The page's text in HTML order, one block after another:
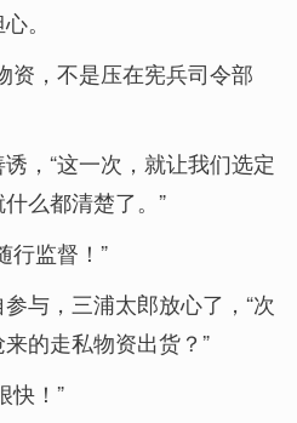
。
资，不是压在宪兵司令部
，“这一次，就让我们选定
么都清楚了。”
行监督！”
与，三浦太郎放心了，“次
的走私物资出货？”
快！”